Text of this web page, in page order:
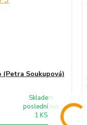
Soukupová)
Skladem
poslední kus
1 KS